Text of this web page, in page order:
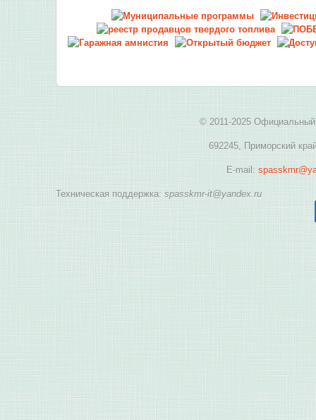
© 2011-2025 Официальный
692245, Приморский
E-mail:
Техническая поддержка: spasskmr-it@yandex.ru